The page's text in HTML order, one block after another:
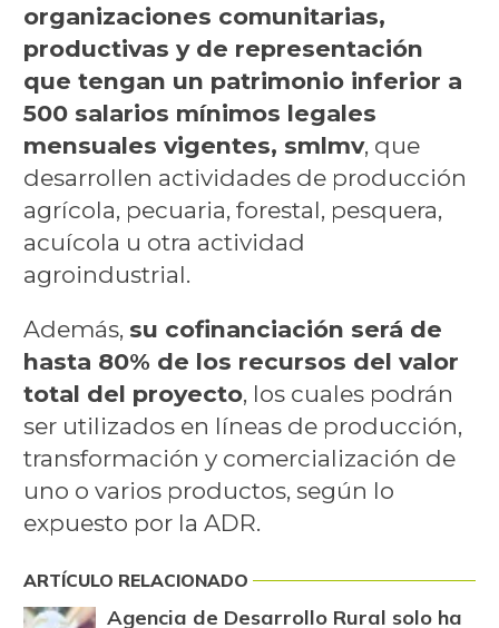
organizaciones comunitarias,
productivas y de representación
que tengan un patrimonio inferior a
500 salarios mínimos legales
mensuales vigentes, smlmv, que
desarrollen actividades de producción
agrícola, pecuaria, forestal, pesquera,
acuícola u otra actividad
agroindustrial.
Además, su cofinanciación será de
hasta 80% de los recursos del valor
total del proyecto, los cuales podrán
ser utilizados en líneas de producción,
transformación y comercialización de
uno o varios productos, según lo
expuesto por la ADR.
ARTÍCULO RELACIONADO
Agencia de Desarrollo Rural solo ha